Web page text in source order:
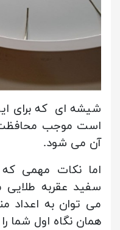
شیشه ای که برای
است موجب محافظت
آن می شود.
اما نکات مهمی
می توان به اعداد
همان نگاه اول شما